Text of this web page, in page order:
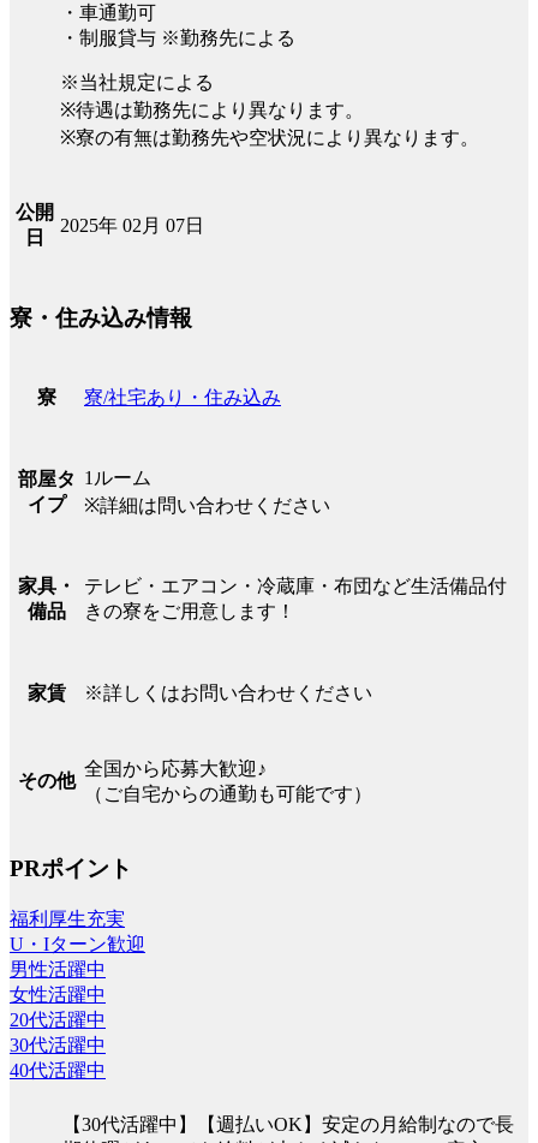
・車通勤可
・制服貸与 ※勤務先による
※当社規定による
※待遇は勤務先により異なります。
※寮の有無は勤務先や空状況により異なります。
公開
日
2025年 02月 07日
寮・住み込み情報
寮 寮/社宅あり・住み込み
部屋タ
イプ
1ルーム
※詳細は問い合わせください
家具・
備品
テレビ・エアコン・冷蔵庫・布団など生活備品付
きの寮をご用意します！
家賃 ※詳しくはお問い合わせください
その他
全国から応募大歓迎♪
（ご自宅からの通勤も可能です）
PRポイント
福利厚生充実
U・Iターン歓迎
男性活躍中
女性活躍中
20代活躍中
30代活躍中
40代活躍中
【30代活躍中】【週払いOK】安定の月給制なので長